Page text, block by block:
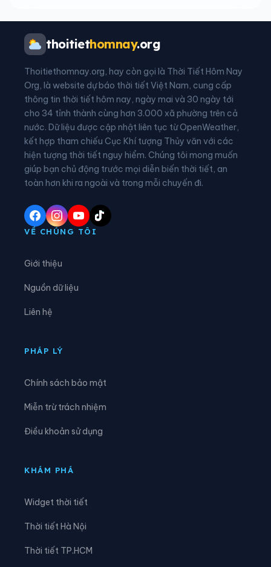
Xã Bạch Thông
Xã Bằng Vân
Xã Bình Yên Xã Cẩm Giàng
Xã Cao Minh Xã Chợ Đồn
Xã Chợ Mới Xã Chợ Rã
Xã Côn Minh Xã Cường Lợi
Xã Đại Phúc Xã Đại Từ
Xã Dân Tiến
Xã Định Hóa
Xã Lam Vỹ
Xã Phú Bình
thoitiethomnay.org
Thoitiethomnay.org, hay còn gọi là Thời Tiết Hôm Nay
Org, là website dự báo thời tiết Việt Nam, cung cấp
thông tin thời tiết hôm nay, ngày mai và 30 ngày tới
cho 34 tỉnh thành cùng hơn 3.000 xã phường trên cả
nước. Dữ liệu được cập nhật liên tục từ OpenWeather,
kết hợp tham chiếu Cục Khí tượng Thủy văn với các
hiện tượng thời tiết nguy hiểm. Chúng tôi mong muốn
giúp bạn chủ động trước mọi diễn biến thời tiết, an
toàn hơn khi ra ngoài và trong mỗi chuyến đi.
VỀ CHÚNG TÔI
Giới thiệu
Nguồn dữ liệu
Liên hệ
PHÁP LÝ
Chính sách bảo mật
Miễn trừ trách nhiệm
Điều khoản sử dụng
KHÁM PHÁ
Widget thời tiết
Thời tiết Hà Nội
Thời tiết TP.HCM